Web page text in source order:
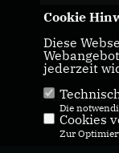
IMPRESSUM
Cookie
Diese
jederzeit
Die
Cookies
Zur